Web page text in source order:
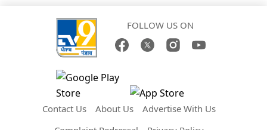
FOLLOW US ON
Contact Us About Us
Advertise With Us